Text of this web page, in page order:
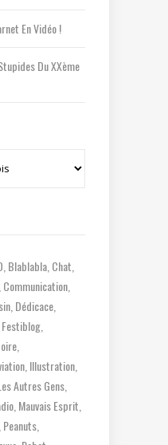
En Vidéo !
Du XXème
Blablabla Chat
Communication
Dédicace
Festiblog
Illustration
Autres Gens
Mauvais Esprit
Peanuts